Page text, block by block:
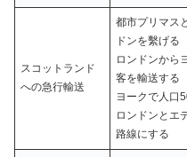
スコットランド
への急行輸送
都市プリマス
ドンを繫げる
ロンドンから
客を輸送する
ヨークで人口
ロンドンとエ
路線にする